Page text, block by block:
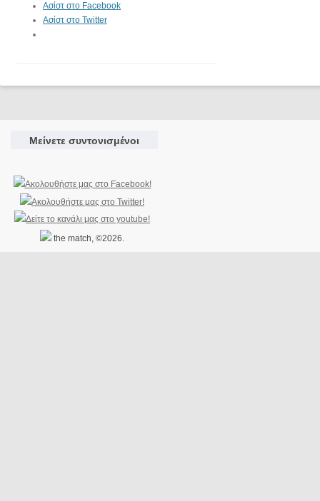
Ασίστ στο Facebook
Ασίστ στο Twitter
Μείνετε συντονισμένοι
the match, ©2026.